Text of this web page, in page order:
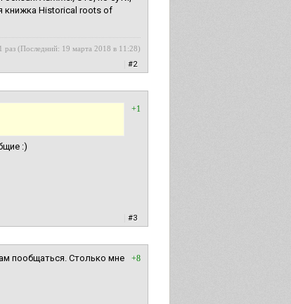
книжка Historical roots of
раз (Последний: 19 марта 2018 в 11:28)
#2
+1
:)
#3
+8
пообщаться. Столько мне